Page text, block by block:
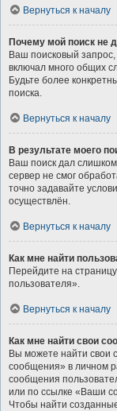
Вернуться к началу
Почему мой поиск не
Ваш поисковый
включал много общих
Будьте более
поиска.
Вернуться к началу
В результате моего
Ваш поиск дал
сервер не смог
точно задавайте
осуществлён.
Вернуться к началу
Как мне найти
Перейдите на
пользователя».
Вернуться к началу
Как мне найти свои
Вы можете найти свои
сообщения» в личном
сообщения
или по ссылке «Ваши
Чтобы найти